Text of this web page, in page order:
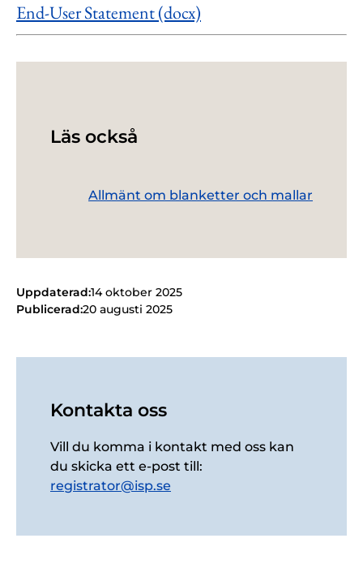
End-User Statement (docx)
Läs också
Allmänt om blanketter och mallar
Uppdaterad:14 oktober 2025
Publicerad:20 augusti 2025
Kontakta oss
Vill du komma i kontakt med oss kan
du skicka ett e-post till:
registrator@isp.se